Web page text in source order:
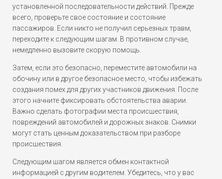
установленной последовательности действий. Прежде
всего, проверьте свое состояние и состояние
пассажиров. Если никто не получил серьезных травм,
переходите к следующим шагам. В противном случае,
немедленно вызовите скорую помощь.
Затем, если это безопасно, переместите автомобили на
обочину или в другое безопасное место, чтобы избежать
создания помех для других участников движения. После
этого начните фиксировать обстоятельства аварии.
Важно сделать фотографии места происшествия,
повреждений автомобилей и дорожных знаков. Снимки
могут стать ценным доказательством при разборе
происшествия.
Следующим шагом является обмен контактной
информацией с другим водителем. Убедитесь, что у вас